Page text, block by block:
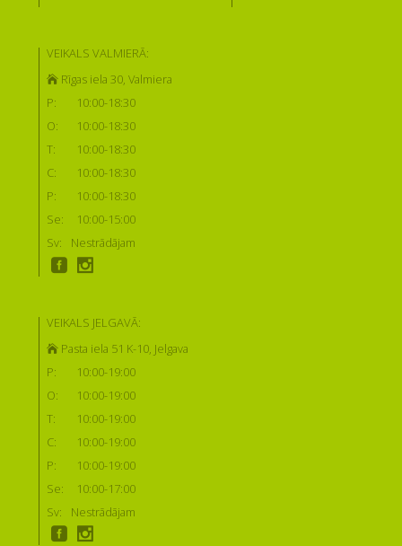
VEIKALS VALMIERĀ:
Rīgas iela 30, Valmiera
P:
10:00-18:30
O:
10:00-18:30
T:
10:00-18:30
C:
10:00-18:30
P:
10:00-18:30
Se:
10:00-15:00
Sv:
Nestrādājam
VEIKALS JELGAVĀ:
Pasta iela 51 K-10, Jelgava
P:
10:00-19:00
O:
10:00-19:00
T:
10:00-19:00
C:
10:00-19:00
P:
10:00-19:00
Se:
10:00-17:00
Sv:
Nestrādājam